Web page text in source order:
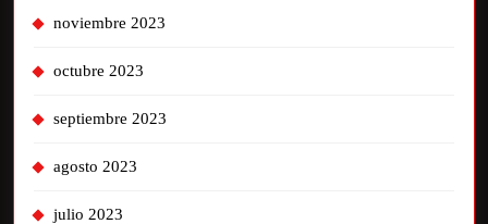
noviembre 2023
octubre 2023
septiembre 2023
agosto 2023
julio 2023